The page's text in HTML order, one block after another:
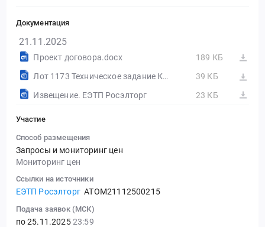
Документация
21.11.2025
Проект договора.docx
189 КБ
Лот 1173 Техническое задание Краситель для автокондиционеров 12-30.114-5.docx
39 КБ
Извещение. ЕЭТП Росэлторг
23 КБ
Участие
Способ размещения
Запросы и мониторинг цен
Мониторинг цен
Ссылки на источники
ЕЭТП Росэлторг ATOM21112500215
Подача заявок (МСК)
по 25.11.202523:59